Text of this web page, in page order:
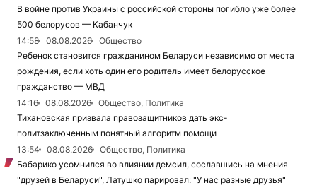
В войне против Украины с российской стороны погибло уже более
500 белорусов — Кабанчук
14:58
08.08.2026
Общество
Ребенок становится гражданином Беларуси независимо от места
рождения, если хоть один его родитель имеет белорусское
гражданство — МВД
14:16
08.08.2026
Общество, Политика
Тихановская призвала правозащитников дать экс-
политзаключенным понятный алгоритм помощи
13:54
08.08.2026
Общество, Политика
Бабарико усомнился во влиянии демсил, сославшись на мнения
"друзей в Беларуси", Латушко парировал: "У нас разные друзья"